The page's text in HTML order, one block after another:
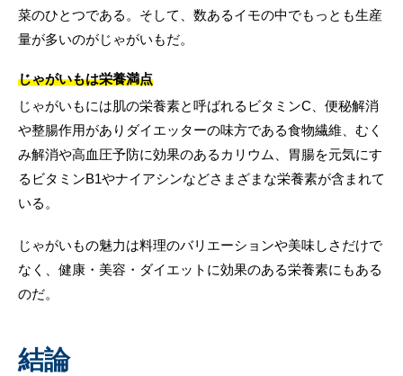
菜のひとつである。そして、数あるイモの中でもっとも生産
量が多いのがじゃがいもだ。
じゃがいもは栄養満点
じゃがいもには肌の栄養素と呼ばれるビタミンC、便秘解消
や整腸作用がありダイエッターの味方である食物繊維、むく
み解消や高血圧予防に効果のあるカリウム、胃腸を元気にす
るビタミンB1やナイアシンなどさまざまな栄養素が含まれて
いる。
じゃがいもの魅力は料理のバリエーションや美味しさだけで
なく、健康・美容・ダイエットに効果のある栄養素にもある
のだ。
結論